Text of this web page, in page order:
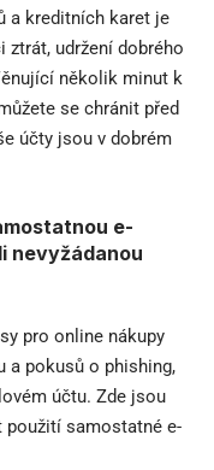
a kreditních karet je
ztrát, udržení dobrého
několik minut k
se chránit před
účty jsou v dobrém
e-
nevyžádanou
pro online nákupy
a pokusů o phishing,
účtu. Zde jsou
použití samostatné e-